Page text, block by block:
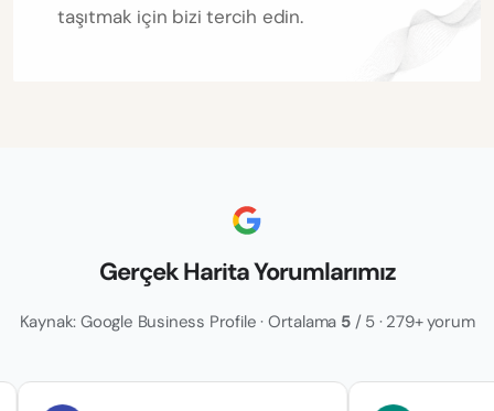
taşıtmak için bizi tercih edin.
Gerçek Harita Yorumlarımız
Kaynak: Google Business Profile · Ortalama 5/ 5 · 279+ yorum